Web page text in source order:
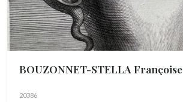
BOUZONNET-STELLA Françoise
20386